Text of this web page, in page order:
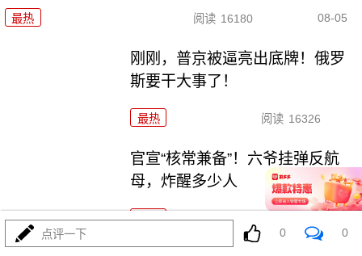
最热 阅读 16180 08-05
刚刚，普京被逼亮出底牌！俄罗
斯要干大事了！
最热 阅读 16326
官宣“核常兼备”！六爷挂弹反航
母，炸醒多少人
最热
点评一下 0 0